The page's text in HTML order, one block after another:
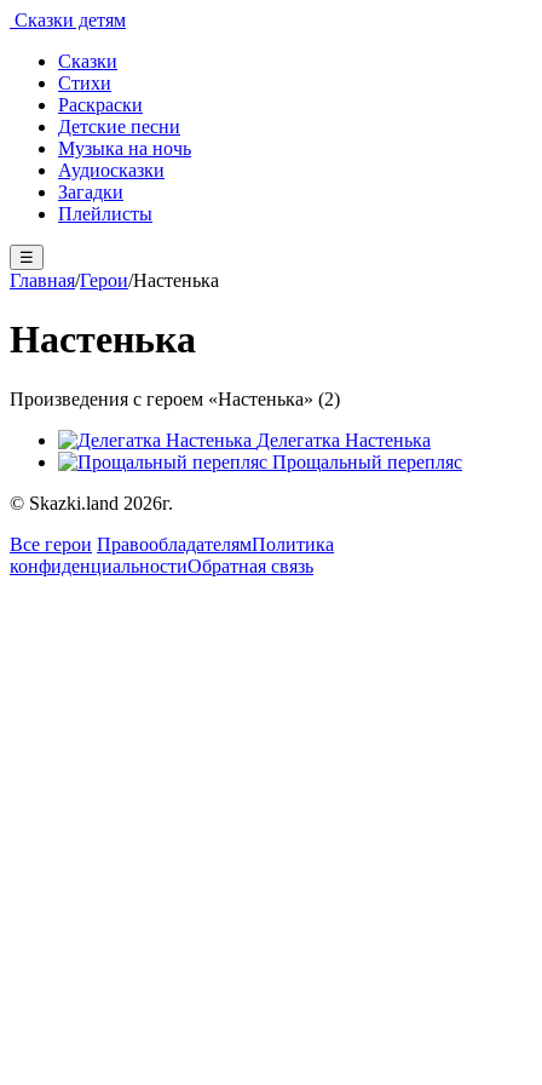
Сказки детям
Сказки
Стихи
Раскраски
Детские песни
Музыка на ночь
Аудиосказки
Загадки
Плейлисты
☰
Главная/Герои/Настенька
Настенька
Произведения с героем «Настенька» (2)
Делегатка Настенька
Прощальный перепляс
© Skazki.land 2026г.
Все герои ПравообладателямПолитика
конфиденциальностиОбратная связь